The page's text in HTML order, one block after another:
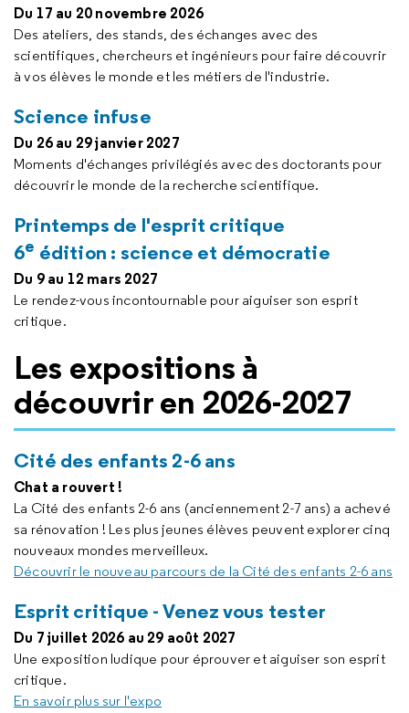
Du 17 au 20 novembre 2026
Des ateliers, des stands, des échanges avec des
scientifiques, chercheurs et ingénieurs pour faire découvrir
à vos élèves le monde et les métiers de l'industrie.
Science infuse
Du 26 au 29 janvier 2027
Moments d'échanges privilégiés avec des doctorants pour
découvrir le monde de la recherche scientifique.
Printemps de l'esprit critique
6e édition : science et démocratie
Du 9 au 12 mars 2027
Le rendez-vous incontournable pour aiguiser son esprit
critique.
Les expositions à
découvrir en 2026-2027
Cité des enfants 2-6 ans
Chat a rouvert !
La Cité des enfants 2-6 ans (anciennement 2-7 ans) a achevé
sa rénovation ! Les plus jeunes élèves peuvent explorer cinq
nouveaux mondes merveilleux.
Découvrir le nouveau parcours de la Cité des enfants 2-6 ans
Esprit critique - Venez vous tester
Du 7 juillet 2026 au 29 août 2027
Une exposition ludique pour éprouver et aiguiser son esprit
critique.
En savoir plus sur l'expo